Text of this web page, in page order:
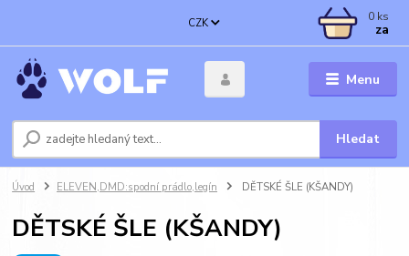
Menu
CZK
Hledat
0 ks
za
Úvod ELEVEN,DMD:spodní prádlo,legín DĚTSKÉ ŠLE (KŠANDY)
DĚTSKÉ ŠLE (KŠANDY)